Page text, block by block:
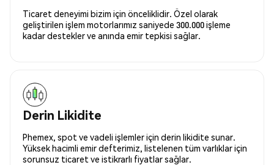
Ticaret deneyimi bizim için önceliklidir. Özel olarak
geliştirilen işlem motorlarımız saniyede 300.000 işleme
kadar destekler ve anında emir tepkisi sağlar.
Derin Likidite
Phemex, spot ve vadeli işlemler için derin likidite sunar.
Yüksek hacimli emir defterimiz, listelenen tüm varlıklar için
sorunsuz ticaret ve istikrarlı fiyatlar sağlar.